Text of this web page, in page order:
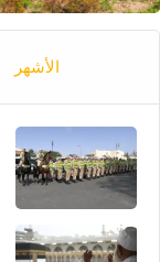
الأشهر